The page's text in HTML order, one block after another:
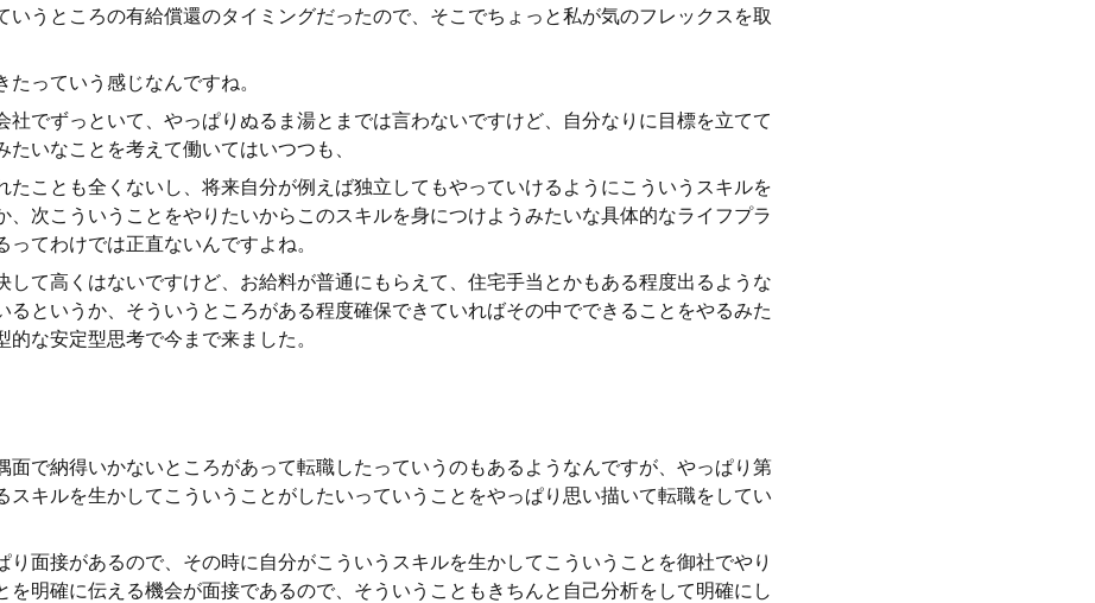
いうところの有給償還のタイミングだったので、そこでちょっと私が気のフレックスを取
っていう感じなんですね。
社でずっといて、やっぱりぬるま湯とまでは言わないですけど、自分なりに目標を立てて
たいなことを考えて働いてはいつつも、
たことも全くないし、将来自分が例えば独立してもやっていけるようにこういうスキルを
、次こういうことをやりたいからこのスキルを身につけようみたいな具体的なライフプラ
ってわけでは正直ないんですよね。
して高くはないですけど、お給料が普通にもらえて、住宅手当とかもある程度出るような
るというか、そういうところがある程度確保できていればその中でできることをやるみた
的な安定型思考で今まで来ました。
面で納得いかないところがあって転職したっていうのもあるようなんですが、やっぱり第
スキルを生かしてこういうことがしたいっていうことをやっぱり思い描いて転職をしてい
り面接があるので、その時に自分がこういうスキルを生かしてこういうことを御社でやり
を明確に伝える機会が面接であるので、そういうこともきちんと自己分析をして明確にし